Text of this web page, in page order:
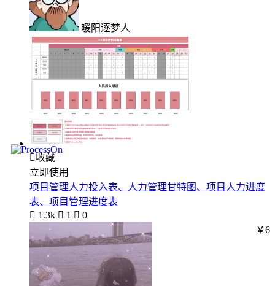
暖阳逐梦人
收藏
立即使用
项目管理人力投入表、人力管理甘特图、项目人力进度
表、项目管理进度表
 1.3k  1  0
￥6